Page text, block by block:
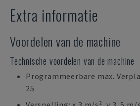
Extra informatie
Voordelen van de machine
Technische voordelen van de machine
Programmeerbare max.
25